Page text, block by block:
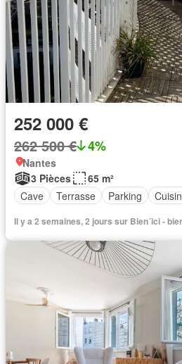
252 000 €
262 500 € 4%
Nantes
3 Pièces
65 m²
Cave
Terrasse Parking
Il y a 2 semaines, 2 jours sur Bien´ici -